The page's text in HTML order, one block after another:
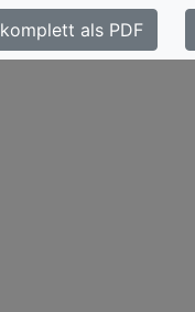
komplett als PDF